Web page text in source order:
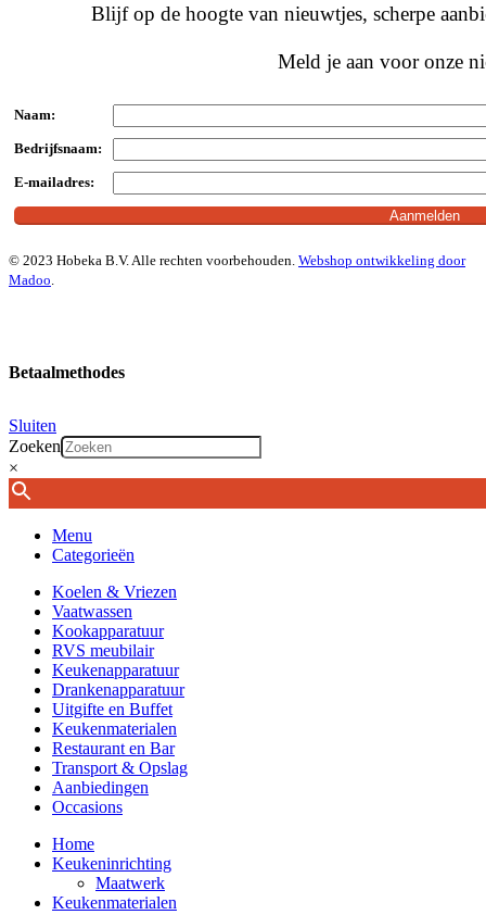
Blijf op de hoogte van nieuwtjes, scherpe
Meld je aan voor onze
Naam:
Bedrijfsnaam:
E-mailadres:
© 2023 Hobeka B.V. Alle rechten voorbehouden. Webshop ontwikkeling door
Madoo.
Betaalmethodes
Sluiten
Zoeken
×
Menu
Categorieën
Koelen & Vriezen
Vaatwassen
Kookapparatuur
RVS meubilair
Keukenapparatuur
Drankenapparatuur
Uitgifte en Buffet
Keukenmaterialen
Restaurant en Bar
Transport & Opslag
Aanbiedingen
Occasions
Home
Keukeninrichting
Maatwerk
Keukenmaterialen